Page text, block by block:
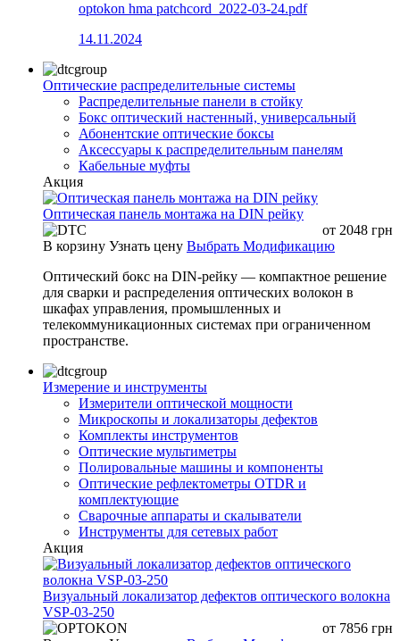
optokon hma patchcord_2022-03-24.pdf
14.11.2024
Оптические распределительные системы
Распределительные панели в стойку
Бокс оптический настенный, универсальный
Абонентские оптические боксы
Аксессуары к распределительным панелям
Кабельные муфты
Акция
Оптическая панель монтажа на DIN рейку
от 2048 грн
В корзину Узнать цену Выбрать Модификацию
Оптический бокс на DIN-рейку — компактное решение
для сварки и распределения оптических волокон в
шкафах управления, промышленных и
телекоммуникационных системах при ограниченном
пространстве.
Измерение и инструменты
Измерители оптической мощности
Микроскопы и локализаторы дефектов
Комплекты инструментов
Оптические мультиметры
Полировальные машины и компоненты
Оптические рефлектометры OTDR и
комплектующие
Сварочные аппараты и скалыватели
Инструменты для сетевых работ
Акция
Визуальный локализатор дефектов оптического волокна
VSP-03-250
от 7856 грн